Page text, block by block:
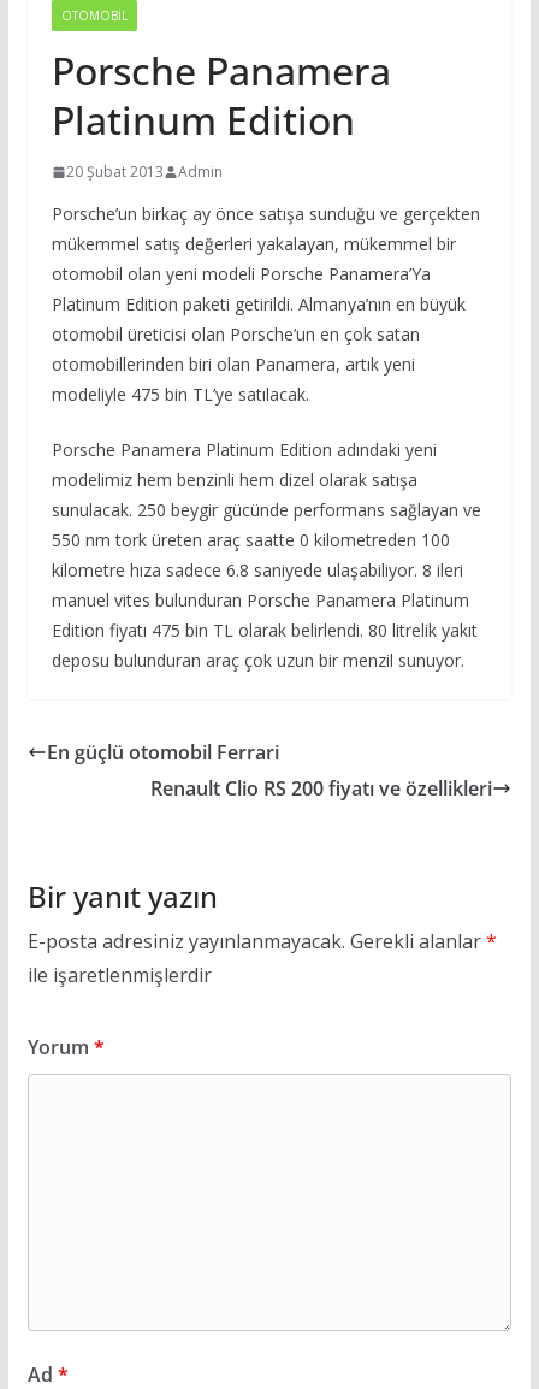
OTOMOBIL
Porsche Panamera
Platinum Edition
20 Şubat 2013 Admin
Porsche’un birkaç ay önce satışa sunduğu ve gerçekten
mükemmel satış değerleri yakalayan, mükemmel bir
otomobil olan yeni modeli Porsche Panamera’Ya
Platinum Edition paketi getirildi. Almanya’nın en büyük
otomobil üreticisi olan Porsche’un en çok satan
otomobillerinden biri olan Panamera, artık yeni
modeliyle 475 bin TL’ye satılacak.
Porsche Panamera Platinum Edition adındaki yeni
modelimiz hem benzinli hem dizel olarak satışa
sunulacak. 250 beygir gücünde performans sağlayan ve
550 nm tork üreten araç saatte 0 kilometreden 100
kilometre hıza sadece 6.8 saniyede ulaşabiliyor. 8 ileri
manuel vites bulunduran Porsche Panamera Platinum
Edition fiyatı 475 bin TL olarak belirlendi. 80 litrelik yakıt
deposu bulunduran araç çok uzun bir menzil sunuyor.
En güçlü otomobil Ferrari
Renault Clio RS 200 fiyatı ve özellikleri
Bir yanıt yazın
E-posta adresiniz yayınlanmayacak. Gerekli alanlar*
ile işaretlenmişlerdir
Yorum *
Ad *